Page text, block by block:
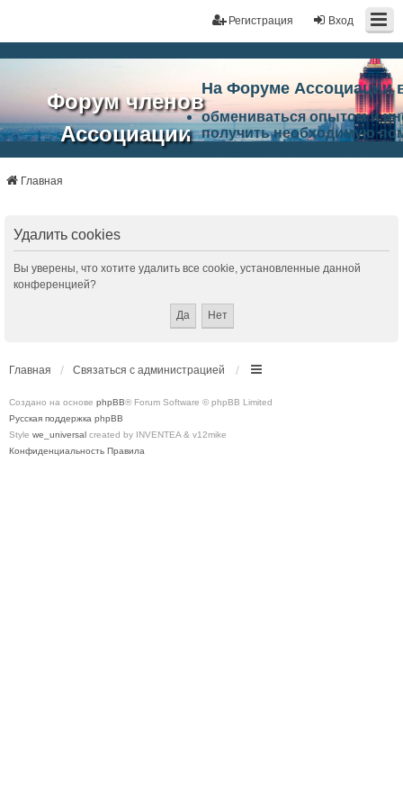
Вход
Регистрация
Форум членов
Ассоциации
портал"
На Форуме Ассоциации
обмениваться опытом и
получить необходимую
Ассоциации.
Главная
Удалить cookies
Вы уверены, что хотите удалить все cookie, установленные данной
конференцией?
Главная Связаться с администрацией
Создано на основе phpBB® Forum Software © phpBB Limited
Русская поддержка phpBB
Style we_universal created by INVENTEA & v12mike
Конфиденциальность Правила